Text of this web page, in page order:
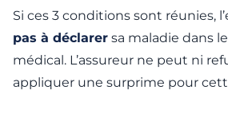
Si ces 3 conditions sont réunies,
pas à déclarer sa maladie dans
médical. L’assureur ne peut ni
appliquer une surprime pour